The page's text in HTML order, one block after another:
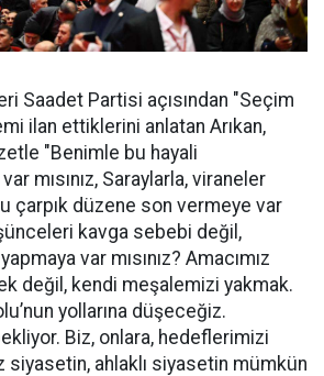
Saadet Partisi açısından "Seçim
ilan ettiklerini anlatan Arıkan,
"Benimle bu hayali
mısınız, Saraylarla, viraneler
çarpık düzene son vermeye var
kavga sebebi değil,
var mısınız? Amacımız
değil, kendi meşalemizi yakmak.
yollarına düşeceğiz.
Biz, onlara, hedeflerimizi
siyasetin, ahlaklı siyasetin mümkün